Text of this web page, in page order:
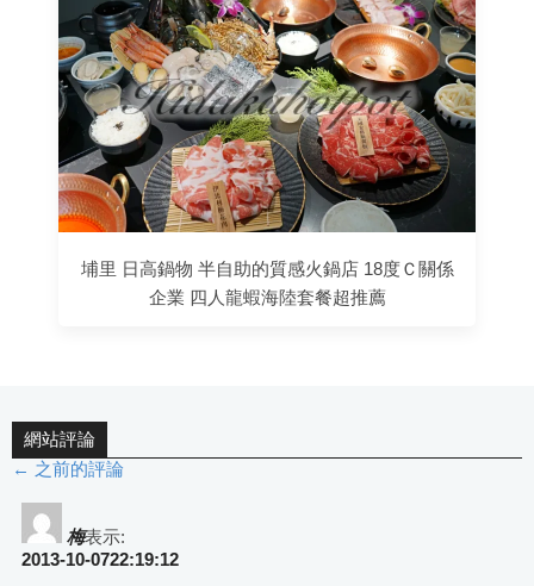
埔里 日高鍋物 半自助的質感火鍋店 18度Ｃ關係
企業 四人龍蝦海陸套餐超推薦
網站評論
評
論
← 之前的評論
梅表示:
2013-10-0722:19:12